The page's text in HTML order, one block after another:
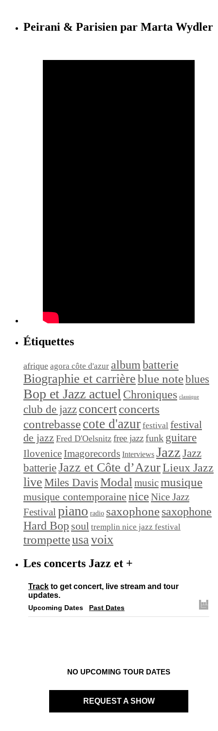
Peirani & Parisien par Marta Wydler
Étiquettes
afrique agora côte d'azur album batterie
Biographie et carrièreblue noteblues
Bop et Jazz actuel Chroniques classique
club de jazz concertconcerts
contrebassecote d'azur festival festival
de jazz Fred D'Oelsnitz free jazzfunk guitare
Ilovenice Imagorecords Interviews Jazz Jazz
batterieJazz et Côte d’AzurLieux Jazz
live Miles Davis Modal musicmusique
musique contemporaine niceNice Jazz
Festivalpiano radio saxophonesaxophone
Hard Bop soul tremplin nice jazz festival
trompetteusavoix
Les concerts Jazz et +
Track to get concert, live stream and tour
updates.
Upcoming Dates Past Dates
NO UPCOMING TOUR DATES
REQUEST A SHOW